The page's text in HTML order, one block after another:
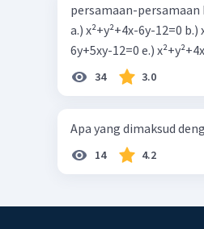
persamaan-
a.) x²+y²+4x-6y-12=0 b.)
6y+5xy-12=0 e.)
34 3.0
Apa yang dimaksud
14 4.2